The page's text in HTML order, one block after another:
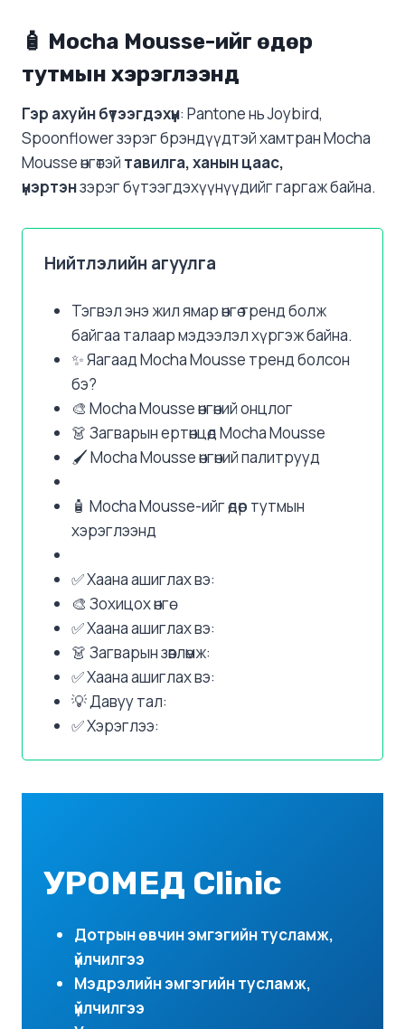
🧴 Mocha Mousse-ийг өдөр
тутмын хэрэглээнд
Гэр ахуйн бүтээгдэхүүн: Pantone нь Joybird,
Spoonflower зэрэг брэндүүдтэй хамтран Mocha
Mousse өнгөтэй тавилга, ханын цаас,
үнэртэнзэрэг бүтээгдэхүүнүүдийг гаргаж байна. ​
Нийтлэлийн агуулга
Тэгвэл энэ жил ямар өнгө тренд болж
байгаа талаар мэдээлэл хүргэж байна.
✨ Яагаад Mocha Mousse тренд болсон
бэ?
🎨 Mocha Mousse өнгөний онцлог
👗 Загварын ертөнцөд Mocha Mousse
🖌️ Mocha Mousse өнгөний палитрууд
🧴 Mocha Mousse-ийг өдөр тутмын
хэрэглээнд
✅ Хаана ашиглах вэ:
🎨 Зохицох өнгө:
✅ Хаана ашиглах вэ:
👗 Загварын зөвлөмж:
✅ Хаана ашиглах вэ:
💡 Давуу тал:
✅ Хэрэглээ:
УРОМЕД Clinic
Дотрын өвчин эмгэгийн тусламж,
үйлчилгээ
Мэдрэлийн эмгэгийн тусламж,
үйлчилгээ